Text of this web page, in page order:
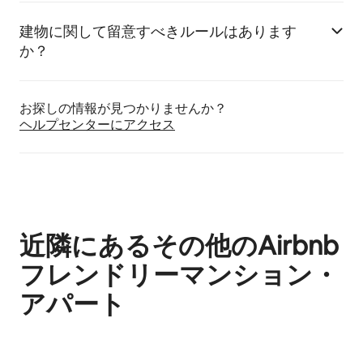
建物に関して留意すべきルールはあります
か？
お探しの情報が見つかりませんか？
ヘルプセンターにア⁠ク⁠セ⁠ス
近隣にあるその他のAirbnb
フレンドリーマンション・
アパート